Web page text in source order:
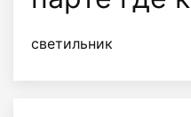
светильник